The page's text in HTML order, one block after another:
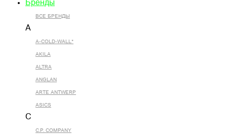
Бренды
ВСЕ БРЕНДЫ
A
A-COLD-WALL*
AKILA
ALTRA
ANGLAN
ARTE ANTWERP
ASICS
C
C.P. COMPANY